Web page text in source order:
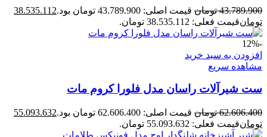
43.789.900 تومان قیمت اصلی: 43.789.900 تومان بود.
38.535.112
تومانقیمت فعلی: 38.535.112 تومان.
-12%
افزودن به سبد خرید
مشاهده سریع
ست شیرآلات راسان مدل فلورا کروم مات
62.606.400 تومان قیمت اصلی: 62.606.400 تومان بود.
55.093.632
تومانقیمت فعلی: 55.093.632 تومان.